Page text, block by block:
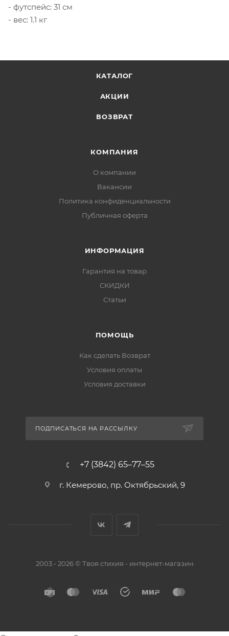
- футспейс: 31 см
- вес: 1.1 кг
КАТАЛОГ
АКЦИИ
ВОЗВРАТ
КОМПАНИЯ
О компании
Вакансии
Политика конфиденциальности
Публичная оферта
ИНФОРМАЦИЯ
Гарантия на товар
СКИДКИ
Статьи
ПОМОЩЬ
Как сделать Возврат
Условия оплаты
Условия доставки
ПОДПИСАТЬСЯ НА РАССЫЛКУ
+7 (3842) 65–77–55
г. Кемерово, пр. Октябрьский, 9
2003 - 2026 © Твоя стихия - интернет-магазин